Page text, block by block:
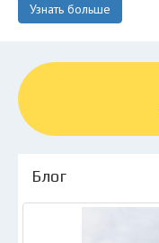
Узнать больше
Блог